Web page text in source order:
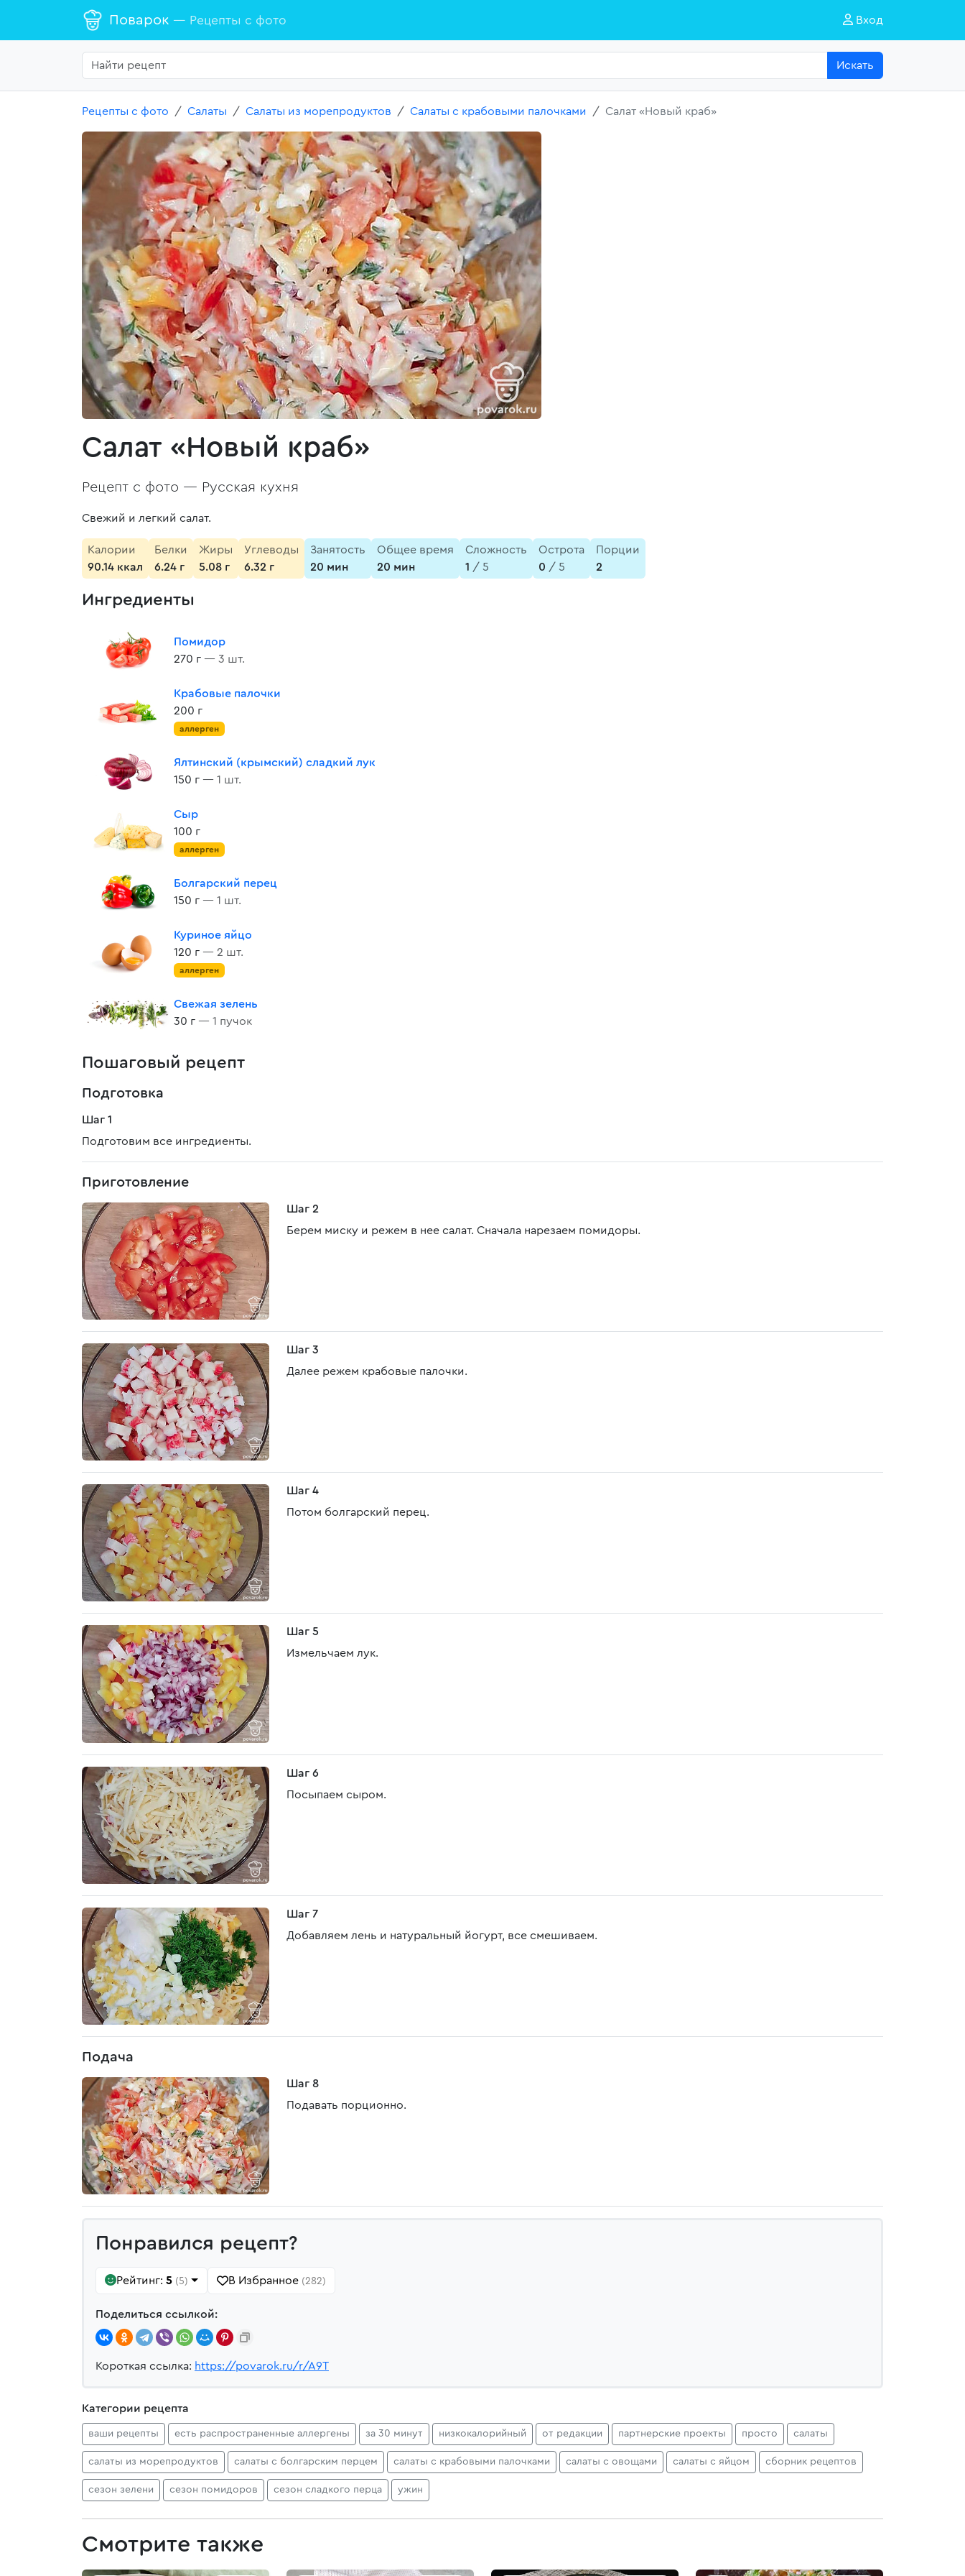
Поварок — Рецепты с фото Вход
Искать
Рецепты с фото Салаты Салаты из морепродуктов Салаты с крабовыми палочками Салат «Новый краб»
Салат «Новый краб»
Рецепт с фото — Русская кухня
Свежий и легкий салат.
Калории
90.14 ккал
Белки
6.24 г
Жиры
5.08 г
Углеводы
6.32 г
Занятость
20 мин
Общее время
20 мин
Сложность
1 / 5
Острота
0 / 5
Порции
2
Ингредиенты
Помидор
270 г — 3 шт.
Крабовые палочки
200 г
аллерген
Ялтинский (крымский) сладкий лук
150 г — 1 шт.
Сыр
100 г
аллерген
Болгарский перец
150 г — 1 шт.
Куриное яйцо
120 г — 2 шт.
аллерген
Свежая зелень
30 г — 1 пучок
Пошаговый рецепт
Подготовка
Шаг 1
Подготовим все ингредиенты.
Приготовление
Шаг 2
Берем миску и режем в нее салат. Сначала нарезаем помидоры.
Шаг 3
Далее режем крабовые палочки.
Шаг 4
Потом болгарский перец.
Шаг 5
Измельчаем лук.
Шаг 6
Посыпаем сыром.
Шаг 7
Добавляем лень и натуральный йогурт, все смешиваем.
Подача
Шаг 8
Подавать порционно.
Понравился рецепт?
Рейтинг: 5 (5) В Избранное (282)
Поделиться ссылкой:
Короткая ссылка: https://povarok.ru/r/A9T
Категории рецепта
ваши рецепты есть распространенные аллергены за 30 минут низкокалорийный от редакции партнерские проекты просто салаты
салаты из морепродуктов салаты с болгарским перцем салаты с крабовыми палочками салаты с овощами салаты с яйцом сборник рецептов
сезон зелени сезон помидоров сезон сладкого перца ужин
Смотрите также